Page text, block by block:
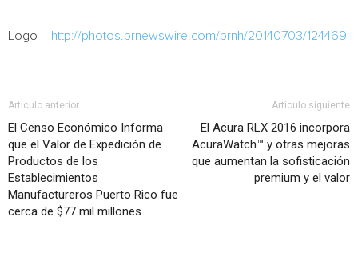
Logo – http://photos.prnewswire.com/prnh/20140703/124469
Artículo anterior
El Censo Económico Informa
que el Valor de Expedición de
Productos de los
Establecimientos
Manufactureros Puerto Rico fue
cerca de $77 mil millones
Artículo siguiente
El Acura RLX 2016 incorpora
AcuraWatch™ y otras mejoras
que aumentan la sofisticación
premium y el valor